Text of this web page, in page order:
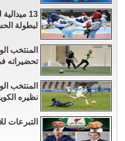
13
لبطولة
تحضيراته
نظيره
التبرعات